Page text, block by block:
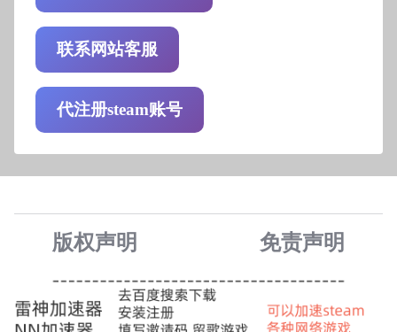
联系网站客服
代注册steam账号
版权声明 免责声明